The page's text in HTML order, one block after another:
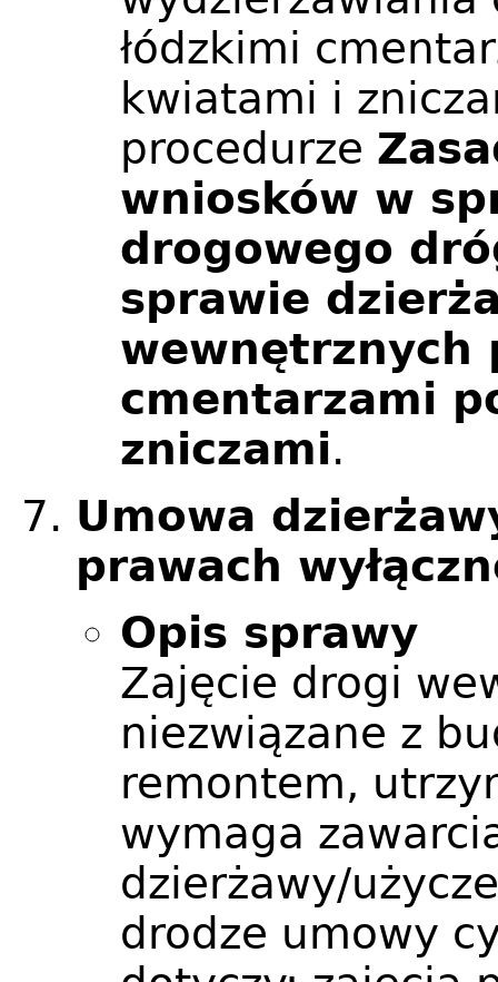
łódzkimi
kwiatami i
procedurze
wniosków w
drogowego
sprawie
wewnętrznych
cmentarzami
zniczami.
Umowa
prawach
Opis sprawy
Zajęcie drogi
niezwiązane z
remontem,
wymaga
dzierżawy/
drodze umowy